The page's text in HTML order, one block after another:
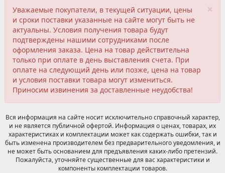
×
Уважаемые покупатели, в текущей ситуации, цены
и сроки поставки указанные на сайте могут быть не
актуальны. Условия получения товара будут
подтверждены нашими сотрудниками после
оформления заказа. Цена на товар действительна
только при оплате в день выставления счета. При
оплате на следующий день или позже, цена на товар
и условия поставки товара могут измениться.
Приносим извинения за доставленные неудобства!
Вся информация на сайте носит исключительно справочный характер,
и не является публичной офертой. Информация о ценах, товарах, их
характеристиках и комплектации может как содержать ошибки, так и
быть изменена производителем без предварительного уведомления, и
не может быть основанием для предъявления каких-либо претензий.
Пожалуйста, уточняйте существенные для вас характеристики и
компоненты комплектации товаров.